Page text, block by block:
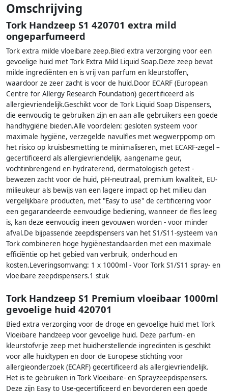
Omschrijving
Tork Handzeep S1 420701 extra mild
ongeparfumeerd
Tork extra milde vloeibare zeep.Bied extra verzorging voor een
gevoelige huid met Tork Extra Mild Liquid Soap.Deze zeep bevat
milde ingrediënten en is vrij van parfum en kleurstoffen,
waardoor ze zeer zacht is voor de huid.Door ECARF (European
Centre for Allergy Research Foundation) gecertificeerd als
allergievriendelijk.Geschikt voor de Tork Liquid Soap Dispensers,
die eenvoudig te gebruiken zijn en aan alle gebruikers een goede
handhygiëne bieden.Alle voordelen: gesloten systeem voor
maximale hygiëne, verzegelde navulfles met wegwerppomp om
het risico op kruisbesmetting te minimaliseren, met ECARF-zegel –
gecertificeerd als allergievriendelijk, aangename geur,
vochtinbrengend en hydraterend, dermatologisch getest -
bewezen zacht voor de huid, pH-neutraal, premium kwaliteit, EU-
milieukeur als bewijs van een lagere impact op het milieu dan
vergelijkbare producten, met "Easy to use" de certificering voor
een gegarandeerde eenvoudige bediening, wanneer de fles leeg
is, kan deze eenvoudig ineen gevouwen worden - voor minder
afval.De bijpassende zeepdispensers van het S1/S11-systeem van
Tork combineren hoge hygiënestandaarden met een maximale
efficiëntie op het gebied van verbruik, onderhoud en
kosten.Leveringsomvang: 1 x 1000ml - Voor Tork S1/S11 spray- en
vloeibare zeepdispensers.1 stuk
Tork Handzeep S1 Premium vloeibaar 1000ml
gevoelige huid 420701
Bied extra verzorging voor de droge en gevoelige huid met Tork
Vloeibare handzeep voor gevoelige huid. Deze parfum- en
kleurstofvrije zeep met huidherstellende ingredinten is geschikt
voor alle huidtypen en door de Europese stichting voor
allergieonderzoek (ECARF) gecertificeerd als allergievriendelijk.
Het is te gebruiken in Tork Vloeibare- en Sprayzeepdispensers.
Deze zijn Easy to Use-gecertificeerd en bevorderen een goede